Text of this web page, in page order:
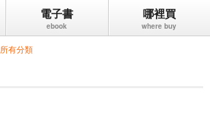
電子書 哪裡買
所有分類